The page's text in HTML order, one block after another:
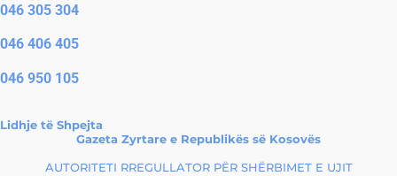
046 305 304
046 406 405
046 950 105
Lidhje të Shpejta
Gazeta Zyrtare e Republikës së Kosovës
AUTORITETI RREGULLATOR PËR SHËRBIMET E UJIT